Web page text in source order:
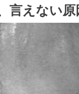
言えない原